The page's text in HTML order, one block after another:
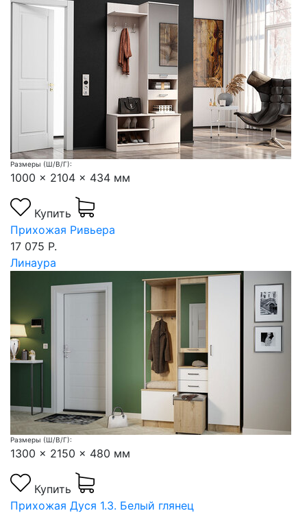
Размеры (Ш/В/Г):
1000 x 2104 x 434 мм
Купить
Прихожая Ривьера
17 075 Р.
Линаура
Размеры (Ш/В/Г):
1300 x 2150 x 480 мм
Купить
Прихожая Дуся 1.3. Белый глянец